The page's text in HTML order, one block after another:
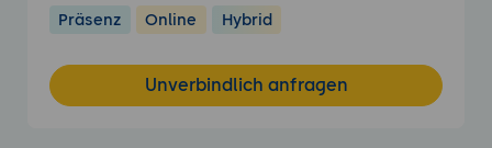
Präsenz Online Hybrid
Unverbindlich anfragen